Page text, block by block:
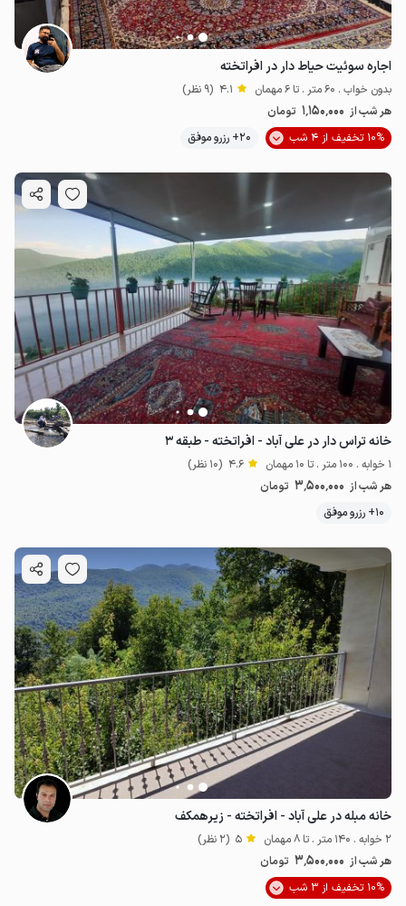
اجاره سوئیت حیاط دار در افراتخته
بدون خواب . 60 متر . تا 6 مهمان 4.1 (9 نظر)
هر شب از 1٬150٬000 تومان
10% تخفیف از 4 شب
20+ رزرو موفق
خانه تراس دار در علی آباد - افراتخته - طبقه ۳
1 خوابه . 100 متر . تا 10 مهمان 4.6 (10 نظر)
هر شب از 3٬500٬000 تومان
10+ رزرو موفق
خانه مبله در علی آباد - افراتخته - زیرهمکف
2 خوابه . 140 متر . تا 8 مهمان 5 (2 نظر)
هر شب از 3٬500٬000 تومان
10% تخفیف از 3 شب